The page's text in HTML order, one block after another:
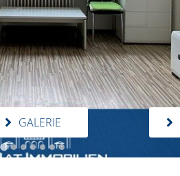
GALERIE